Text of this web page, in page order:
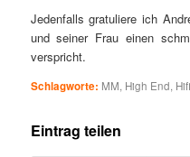
Jedenfalls gratuliere ich
und seiner Frau einen
verspricht.
Schlagworte: MM, High End, Hifi
Eintrag teilen